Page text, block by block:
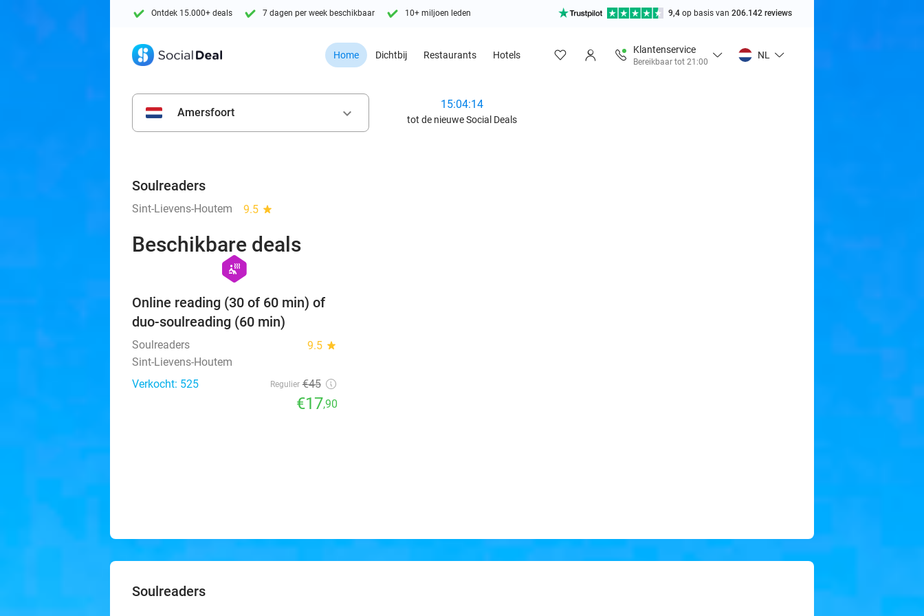
Ontdek 15.000+ deals 7 dagen per week beschikbaar 10+ miljoen leden 9,4 op basis van 206.142 reviews
Home Dichtbij Restaurants Hotels
Klantenservice
Bereikbaar tot 21:00
NL
Amersfoort keyboard_arrow_down
15:04:12
tot de nieuwe Social Deals
Soulreaders
Sint-Lievens-Houtem 9.5 star
Beschikbare deals
hexagon
wellness
Online reading (30 of 60 min) of
duo-soulreading (60 min)
Soulreaders 9.5 star
Sint-Lievens-Houtem
Verkocht: 525
Regulier €45
€17,90
Soulreaders